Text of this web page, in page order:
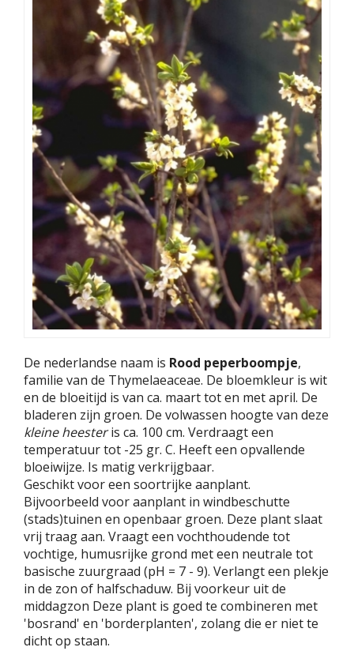
De nederlandse naam is Rood peperboompje,
familie van de Thymelaeaceae. De bloemkleur is wit
en de bloeitijd is van ca. maart tot en met april. De
bladeren zijn groen. De volwassen hoogte van deze
kleine heesteris ca. 100 cm. Verdraagt een
temperatuur tot -25 gr. C. Heeft een opvallende
bloeiwijze. Is matig verkrijgbaar.
Geschikt voor een soortrijke aanplant.
Bijvoorbeeld voor aanplant in windbeschutte
(stads)tuinen en openbaar groen. Deze plant slaat
vrij traag aan. Vraagt een vochthoudende tot
vochtige, humusrijke grond met een neutrale tot
basische zuurgraad (pH = 7 - 9). Verlangt een plekje
in de zon of halfschaduw. Bij voorkeur uit de
middagzon Deze plant is goed te combineren met
'bosrand' en 'borderplanten', zolang die er niet te
dicht op staan.